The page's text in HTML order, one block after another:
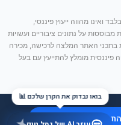
ואינו מהווה ייעוץ פיננסי,
על נתונים ציבוריים ועשויות
האתר המלצה לרכישה, מכירה
פיננסית מומלץ להתייעץ עם בעל
התחבר / הצטרף בחינם
בואו נבדוק את הקרן שלכם 📊